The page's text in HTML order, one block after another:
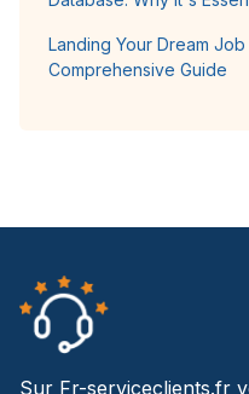
Landing Your Dream
Comprehensive Guide
Sur Fr-serviceclients.fr